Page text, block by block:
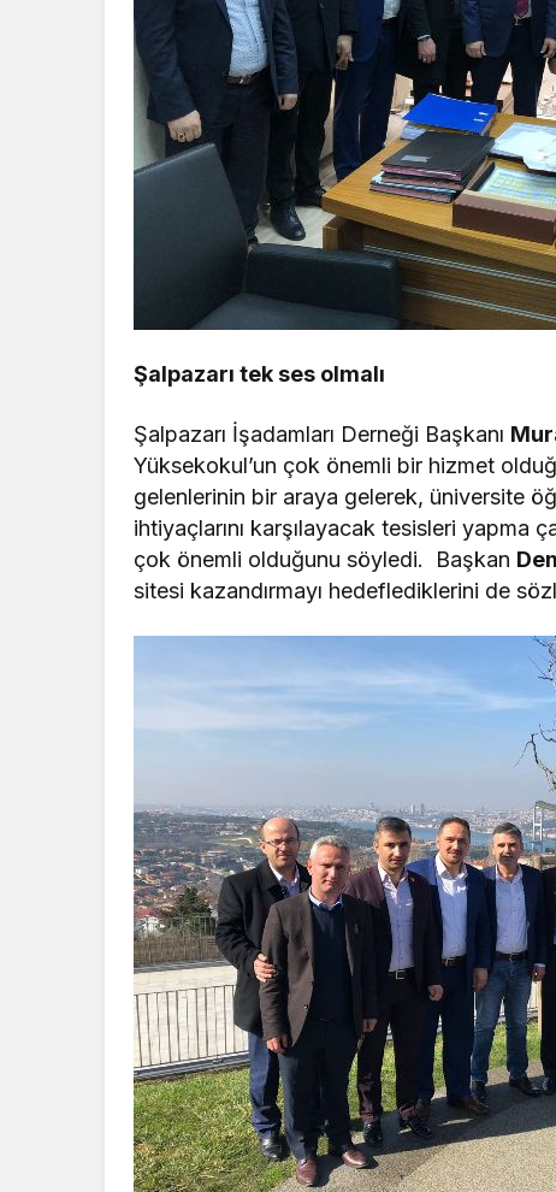
Şalpazarı tek ses olmalı
Şalpazarı İşadamları Derneği Başkanı
Yüksekokul’un çok önemli bir hizmet
gelenlerinin bir araya gelerek, üniversite
ihtiyaçlarını karşılayacak tesisleri yapma
çok önemli olduğunu söyledi. Başkan
sitesi kazandırmayı hedeflediklerini de